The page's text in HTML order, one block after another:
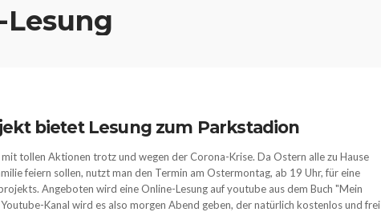
bietet Lesung zum Parkstadion
tollen Aktionen trotz und wegen der Corona-Krise. Da Ostern alle zu Hause
feiern sollen, nutzt man den Termin am Ostermontag, ab 19 Uhr, für eine
Angeboten wird eine Online-Lesung auf youtube aus dem Buch "Mein
Kanal wird es also morgen Abend geben, der natürlich kostenlos und frei